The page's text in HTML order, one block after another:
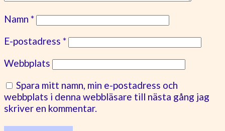
Namn *
E-postadress *
Webbplats
Spara mitt namn, min e-postadress och
webbplats i denna webbläsare till nästa gång jag
skriver en kommentar.